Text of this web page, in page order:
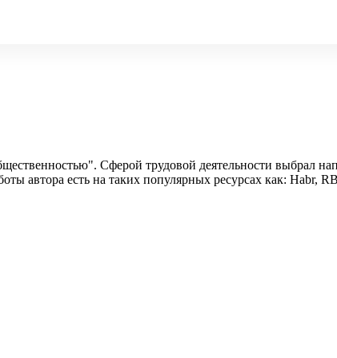
Сферой трудовой деятельности выбрал
автора есть на таких популярных ресурсах как: Habr,